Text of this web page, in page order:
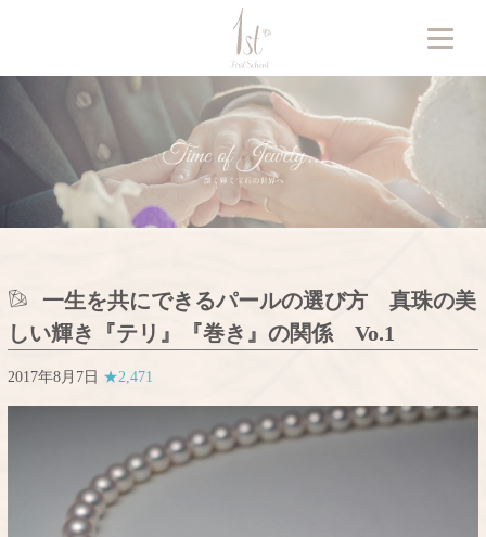
一生を共にできるパールの選び方 真珠の美
しい輝き『テリ』『巻き』の関係 Vo.1
2017年8月7日 ★2,471